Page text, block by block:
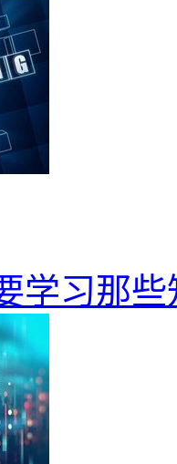
学习那些